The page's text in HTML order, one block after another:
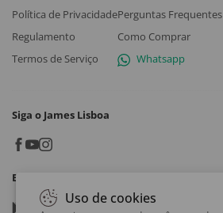
Política de Privacidade
Regulamento
Termos de Serviço
Perguntas Frequentes
Como Comprar
Whatsapp
Siga o James Lisboa
Baixe o App
Google play
Uso de cookies